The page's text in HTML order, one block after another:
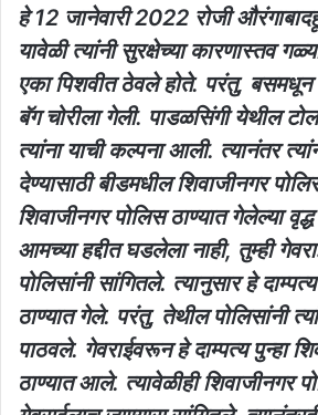
हे 12 जानेवारी 2022 रोजी
यावेळी त्यांनी सुरक्षेच्या कारणास्तव
एका पिशवीत ठेवले होते. परंतु, बसमधून
बॅग चोरीला गेली. पाडळसिंगी येथील
त्यांना याची कल्पना आली. त्यानंतर
देण्यासाठी बीडमधील शिवाजीनगर
शिवाजीनगर पोलिस ठाण्यात गेलेल्या वृद्ध
आमच्या हद्दीत घडलेला नाही, तुम्ही
पोलिसांनी सांगितले. त्यानुसार हे
ठाण्यात गेले. परंतु, तेथील पोलिसांनी
पाठवले. गेवराईवरून हे दाम्पत्य पुन्हा
ठाण्यात आले. त्यावेळीही शिवाजीनगर